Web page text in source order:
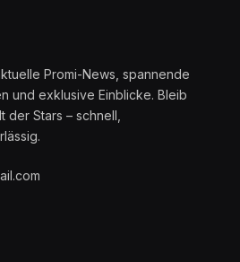
Promi-News, spannende
und exklusive Einblicke. Bleib
Stars – schnell,